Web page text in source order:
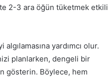
2-3 ara öğün tüketmek etkili
yardımcı olur.
planlarken, dengeli bir
gösterin. Böylece, hem